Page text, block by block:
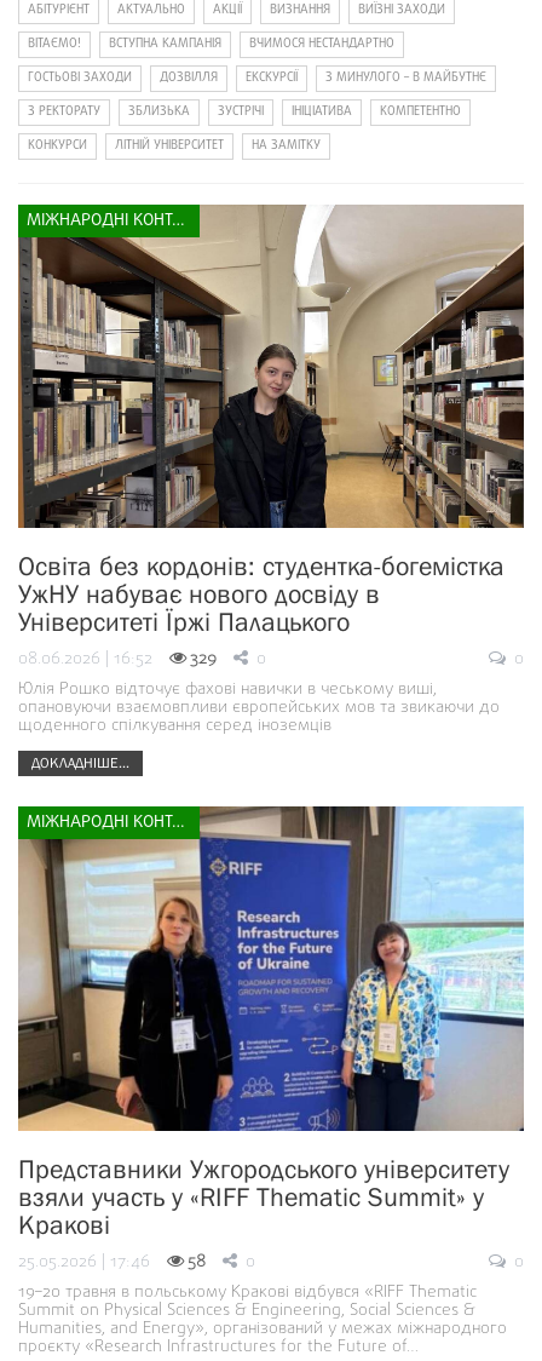
АБІТУРІЄНТ АКТУАЛЬНО АКЦІЇ ВИЗНАННЯ
ВИЇЗНІ ЗАХОДИ
ВІТАЄМО!
ВСТУПНА КАМПАНІЯ
ВЧИМОСЯ НЕСТАНДАРТНО
ГОСТЬОВІ ЗАХОДИ
ДОЗВІЛЛЯ ЕКСКУРСІЇ
З МИНУЛОГО – В МАЙБУТНЄ
З РЕКТОРАТУ
ЗБЛИЗЬКА ЗУСТРІЧІ ІНІЦІАТИВА
КОМПЕТЕНТНО
КОНКУРСИ
ЛІТНІЙ УНІВЕРСИТЕТ НА ЗАМІТКУ
МІЖНАРОДНІ КОНТАКТИ
Освіта без кордонів: студентка-богемістка
УжНУ набуває нового досвіду в
Університеті Їржі Палацького
08.06.2026 | 16:52 329 0
0
Юлія Рошко відточує фахові навички в чеському виші,
опановуючи взаємовпливи європейських мов та звикаючи до
щоденного спілкування серед іноземців
ДОКЛАДНІШЕ...
МІЖНАРОДНІ КОНТАКТИ
Представники Ужгородського університету
взяли участь у «RIFF Thematic Summit» у
Кракові
25.05.2026 | 17:46 58 0
0
19–20 травня в польському Кракові відбувся «RIFF Thematic
Summit on Physical Sciences & Engineering, Social Sciences &
Humanities, and Energy», організований у межах міжнародного
проєкту «Research Infrastructures for the Future of…